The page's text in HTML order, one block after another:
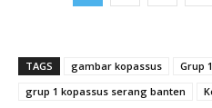
TAGS gambar kopassus
Grup
grup 1 kopassus serang banten